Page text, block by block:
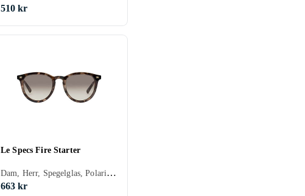
510 kr
Le Specs Fire Starter
Dam, Herr, Spegelglas, Polariserade
663 kr